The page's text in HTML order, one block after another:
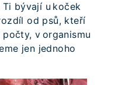
bývají u koček
od psů, kteří
v organismu
jen jednoho